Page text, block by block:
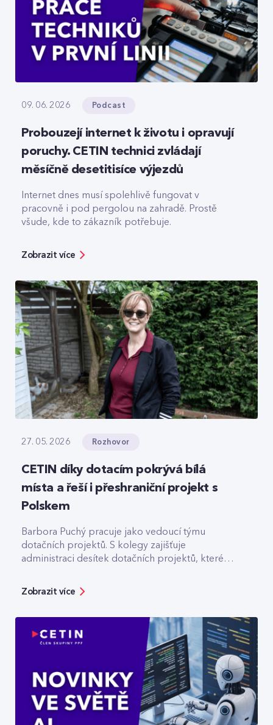
09. 06. 2026 Podcast
Probouzejí internet k životu i opravují
poruchy. CETIN technici zvládají
měsíčně desetitisíce výjezdů
Internet dnes musí spolehlivě fungovat v
pracovně i pod pergolou na zahradě. Prostě
všude, kde to zákazník potřebuje.
Zobrazit více
27. 05. 2026 Rozhovor
CETIN díky dotacím pokrývá bílá
místa a řeší i přeshraniční projekt s
Polskem
Barbora Puchý pracuje jako vedoucí týmu
dotačních projektů. S kolegy zajišťuje
administraci desítek dotačních projektů, které
lokalitách.
Zobrazit více